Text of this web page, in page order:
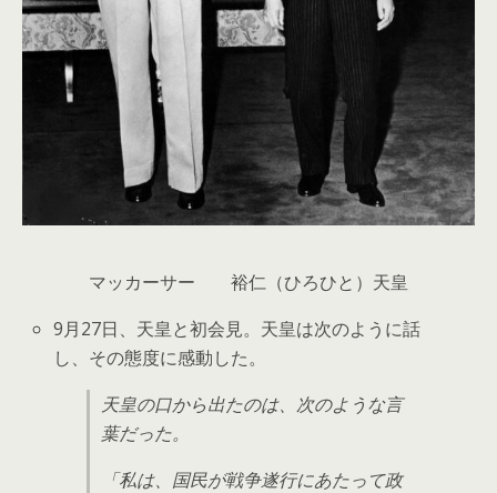
マッカーサー 裕仁（ひろひと）天皇
9月27日、天皇と初会見。天皇は次のように話
し、その態度に感動した。
天皇の口から出たのは、次のような言
葉だった。
「私は、国民が戦争遂行にあたって政